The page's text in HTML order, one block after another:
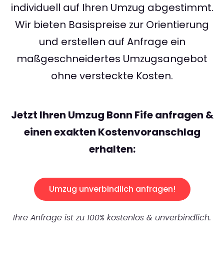
individuell auf Ihren Umzug abgestimmt.
Wir bieten Basispreise zur Orientierung
und erstellen auf Anfrage ein
maßgeschneidertes Umzugsangebot
ohne versteckte Kosten.
Jetzt Ihren Umzug Bonn Fife anfragen &
einen exakten Kostenvoranschlag
erhalten:
Umzug unverbindlich anfragen!
Ihre Anfrage ist zu 100% kostenlos & unverbindlich.